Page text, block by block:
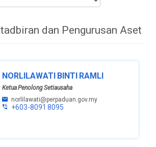
dan Pengurusan Aset
NORLILAWATI BINTI RAMLI
Ketua Penolong Setiausaha
norlilawati@perpaduan.gov.my
+603-8091 8095